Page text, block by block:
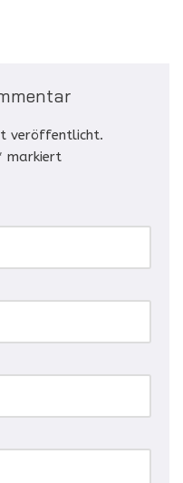
veröffentlicht.
markiert